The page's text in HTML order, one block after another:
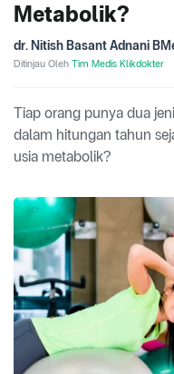
Metabolik?
dr. Nitish Basant Adnani
Ditinjau Oleh Tim Medis Klikdokter
Tiap orang punya dua
dalam hitungan tahun
usia metabolik?